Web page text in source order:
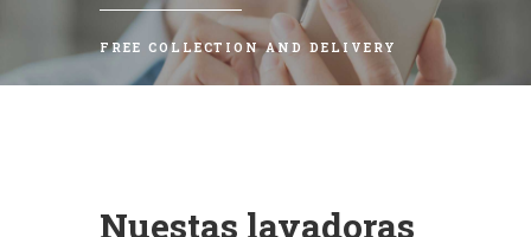
FREE COLLECTION AND DELIVERY
Nuestas lavadoras